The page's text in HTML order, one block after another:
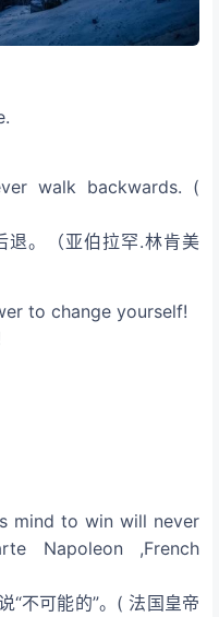
walk backwards. (
退。（亚伯拉罕.林肯美
to change yourself!
mind to win will never
Napoleon ,French
“不可能的”。( 法国皇帝